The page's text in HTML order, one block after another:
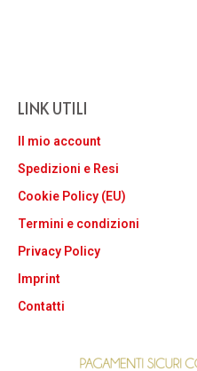
LINK UTILI
Il mio account
Spedizioni e Resi
Cookie Policy (EU)
Termini e condizioni
Privacy Policy
Imprint
Contatti